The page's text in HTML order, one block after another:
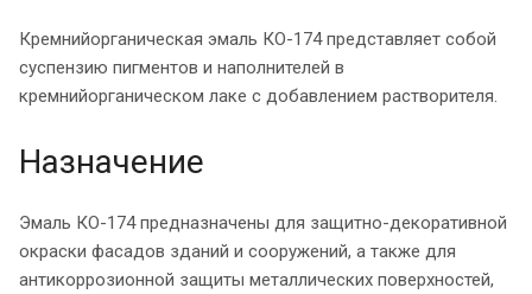
Кремнийорганическая эмаль КО-174 представляет собой
суспензию пигментов и наполнителей в
кремнийорганическом лаке с добавлением растворителя.
Назначение
Эмаль КО-174 предназначены для защитно-декоративной
окраски фасадов зданий и сооружений, а также для
антикоррозионной защиты металлических поверхностей,